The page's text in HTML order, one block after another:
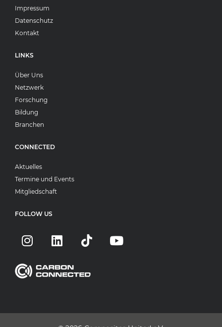
Impressum
Datenschutz
Kontakt
LINKS
Über Uns
Netzwerk
Forschung
Bildung
Branchen
CONNECTED
Aktuelles
Termine und Events
Mitgliedschaft
FOLLOW US